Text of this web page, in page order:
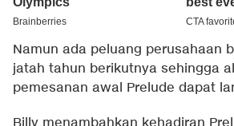
Namun ada peluang perusahaan
jatah tahun berikutnya sehingga
pemesanan awal Prelude dapat